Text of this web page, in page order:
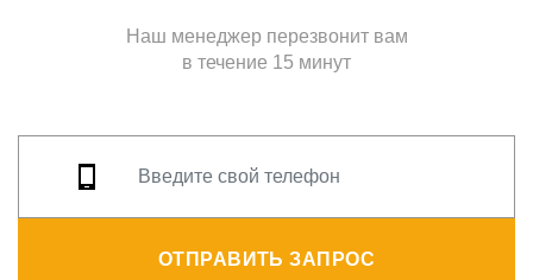
Наш менеджер перезвонит вам
в течение 15 минут
ОТПРАВИТЬ ЗАПРОС